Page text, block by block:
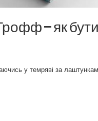
– як бути
у темряві за